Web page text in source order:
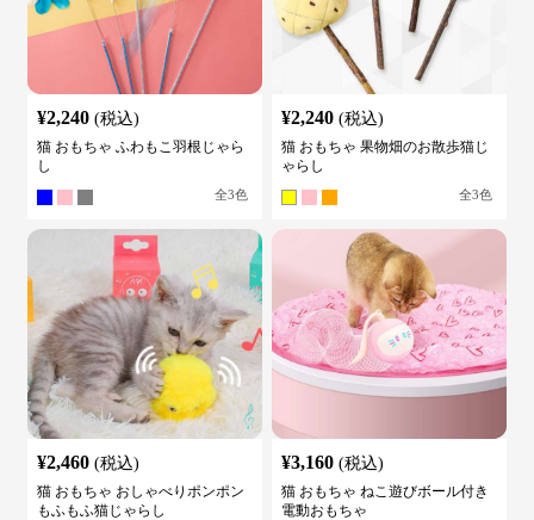
¥2,240 (税込)
猫 おもちゃ ふわもこ羽根じゃら
し
全3色
¥2,240 (税込)
猫 おもちゃ 果物畑のお散歩猫じ
ゃらし
全3色
¥2,460 (税込)
猫 おもちゃ おしゃべりポンポン
もふもふ猫じゃらし
¥3,160 (税込)
猫 おもちゃ ねこ遊びボール付き
電動おもちゃ